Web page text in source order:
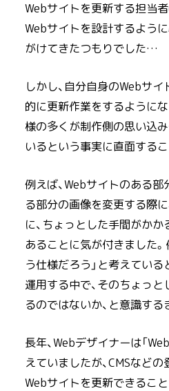
Webサイトを更新する担当
Webサイトを設計するよう
がけてきたつもりでした…
しかし、自分自身のWebサイ
的に更新作業をするように
様の多くが制作側の思い込
いるという事実に直面する
例えば、Webサイトのある
る部分の画像を変更する際
に、ちょっとした手間がか
あることに気が付きました
う仕様だろう」と考えている
運用する中で、そのちょっ
るのではないか、と意識する
長年、Webデザイナーは「
えていましたが、CMSなど
Webサイトを更新できるこ